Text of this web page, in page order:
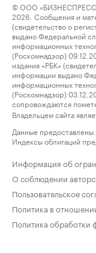
© ООО
2026. Сообщения и
(свидетельство о
выдано Федеральной
информационных
(Роскомнадзор)
издания «РБК»
информации выдано
информационных
(Роскомнадзор)
сопровождаются
Владельцем сайта
Данные предоставлены:
Индексы облигаций
Информация об
О соблюдении
Пользовательское
Политика в
Политика обработки